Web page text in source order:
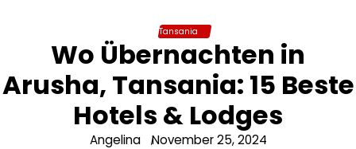
Tansania
Wo Übernachten in
Arusha, Tansania: 15 Beste
Hotels & Lodges
Angelina November 25, 2024